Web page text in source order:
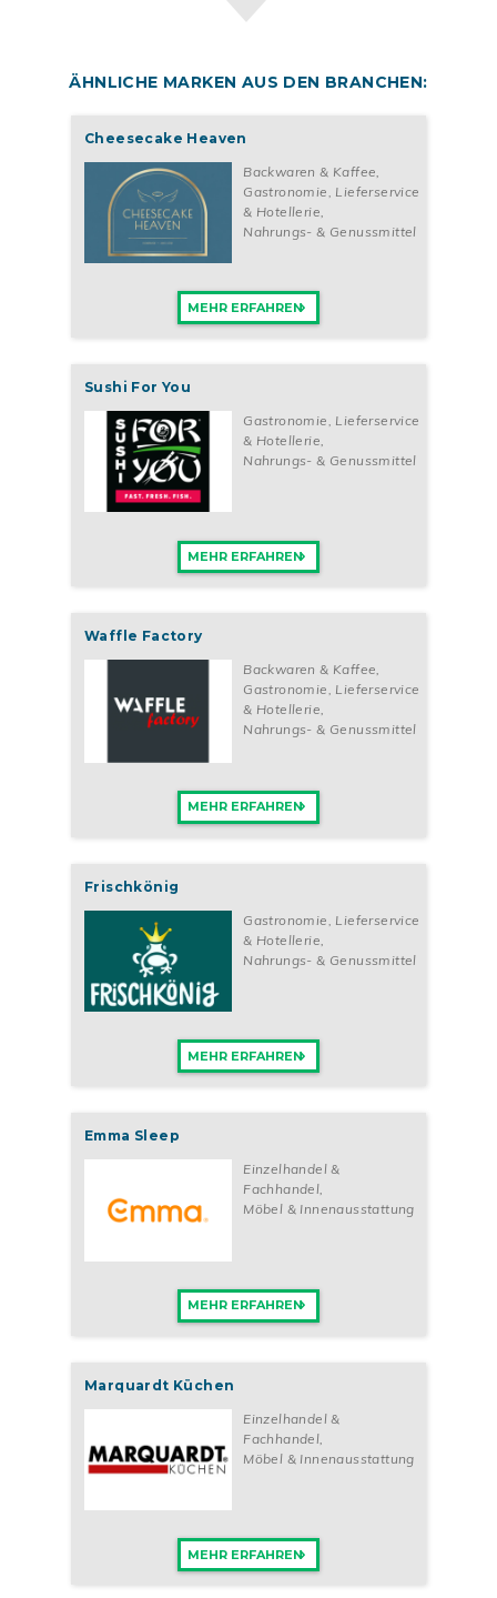
ÄHNLICHE MARKEN AUS DEN BRANCHEN:
Cheesecake Heaven
Backwaren & Kaffee
Gastronomie, Lieferservice
& Hotellerie
Nahrungs- & Genussmittel
MEHR ERFAHREN
Sushi For You
Gastronomie, Lieferservice
& Hotellerie
Nahrungs- & Genussmittel
MEHR ERFAHREN
Waffle Factory
Backwaren & Kaffee,
Gastronomie, Lieferservice
& Hotellerie,
Nahrungs- & Genussmittel
MEHR ERFAHREN
Frischkönig
Gastronomie, Lieferservice
& Hotellerie
Nahrungs- & Genussmittel
MEHR ERFAHREN
Emma Sleep
Einzelhandel &
Fachhandel,
Möbel & Innenausstattung
MEHR ERFAHREN
Marquardt Küchen
Einzelhandel &
Fachhandel
Möbel & Innenausstattung
MEHR ERFAHREN